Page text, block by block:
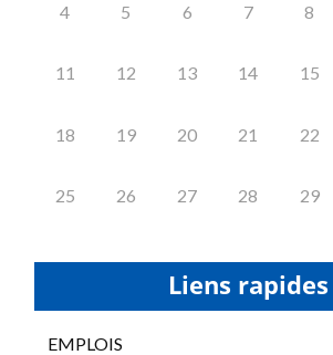
4 5 6 7 8
11 12 13 14 15
18 19 20 21 22
25 26 27 28 29
Liens rapides
EMPLOIS